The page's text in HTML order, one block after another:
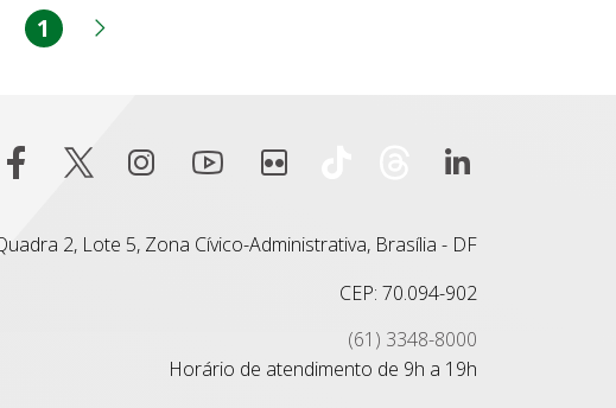
Página anterior
Página
1
2, Lote 5, Zona Cívico-Administrativa, Brasília - DF
CEP: 70.094-902
(61) 3348-8000
Horário de atendimento de 9h a 19h